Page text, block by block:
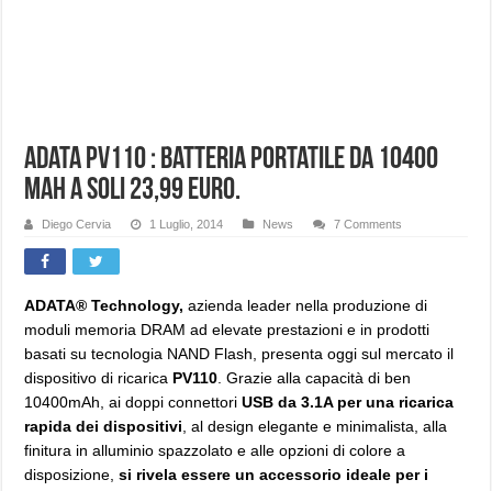
Adata PV110 : Batteria portatile da 10400
mAh a soli 23,99 euro.
Diego Cervia 1 Luglio, 2014 News 7 Comments
ADATA® Technology, azienda leader nella produzione di
moduli memoria DRAM ad elevate prestazioni e in prodotti
basati su tecnologia NAND Flash, presenta oggi sul mercato il
dispositivo di ricarica PV110 . Grazie alla capacità di ben
10400mAh, ai doppi connettoriUSB da 3.1A per una ricarica
rapida dei dispositivi , al design elegante e minimalista, alla
finitura in alluminio spazzolato e alle opzioni di colore a
disposizione,si rivela essere un accessorio ideale per i